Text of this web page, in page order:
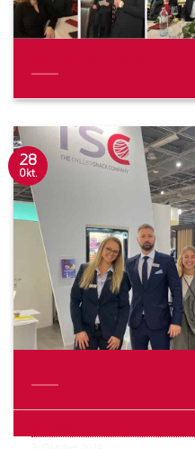
28
Okt.